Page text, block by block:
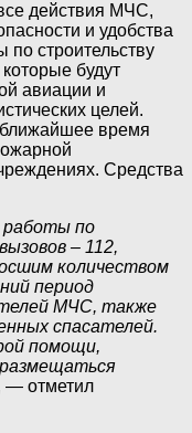
действия МЧС,
и удобства
по строительству
будут
авиации и
целей.
время
Средства
работы по
– 112,
количеством
период
МЧС, также
спасателей.
помощи,
— отметил